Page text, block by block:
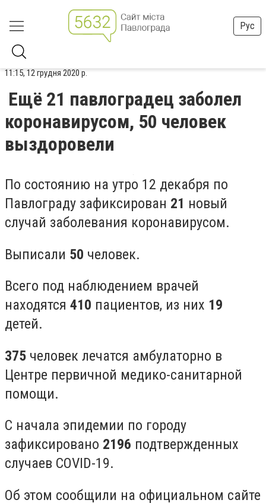
Рус
11:15, 12 грудня 2020 р.
Ещё 21 павлоградец заболел
коронавирусом, 50 человек
выздоровели
По состоянию на утро 12 декабря по
Павлограду зафиксирован 21 новый
случай заболевания коронавирусом.
Выписали 50 человек.
Всего под наблюдением врачей
находятся 410 пациентов, из них 19
детей.
375 человек лечатся амбулаторно в
Центре первичной медико-санитарной
помощи.
С начала эпидемии по городу
зафиксировано 2196 подтвержденных
случаев COVID-19.
Об этом сообщили на официальном сайте